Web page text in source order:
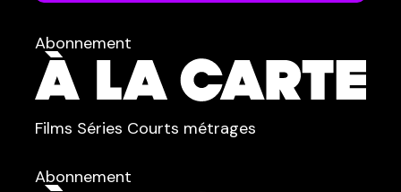
Abonnement
Films Séries Courts métrages
Abonnement